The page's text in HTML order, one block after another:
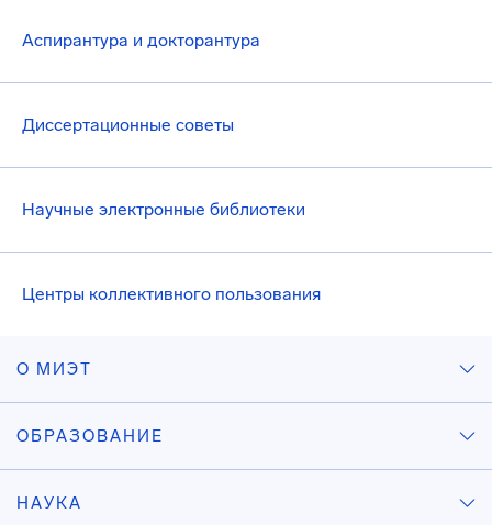
Аспирантура и докторантура
Диссертационные советы
Научные электронные библиотеки
Центры коллективного пользования
О МИЭТ
ОБРАЗОВАНИЕ
НАУКА